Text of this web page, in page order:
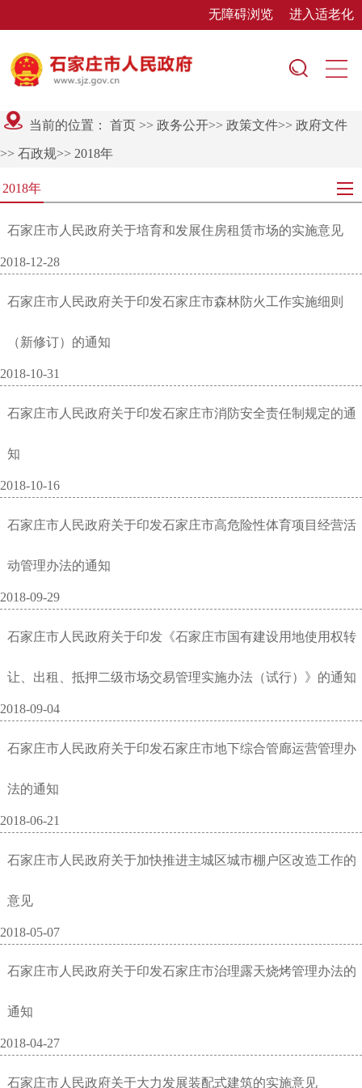
无障碍浏览 进入适老化
当前的位置： 首页 >> 政务公开>> 政策文件>> 政府文件
>> 石政规>> 2018年
2018年
石家庄市人民政府关于培育和发展住房租赁市场的实施意见
2018-12-28
石家庄市人民政府关于印发石家庄市森林防火工作实施细则
（新修订）的通知
2018-10-31
石家庄市人民政府关于印发石家庄市消防安全责任制规定的通
知
2018-10-16
石家庄市人民政府关于印发石家庄市高危险性体育项目经营活
动管理办法的通知
2018-09-29
石家庄市人民政府关于印发《石家庄市国有建设用地使用权转
让、出租、抵押二级市场交易管理实施办法（试行）》的通知
2018-09-04
石家庄市人民政府关于印发石家庄市地下综合管廊运营管理办
法的通知
2018-06-21
石家庄市人民政府关于加快推进主城区城市棚户区改造工作的
意见
2018-05-07
石家庄市人民政府关于印发石家庄市治理露天烧烤管理办法的
通知
2018-04-27
石家庄市人民政府关于大力发展装配式建筑的实施意见